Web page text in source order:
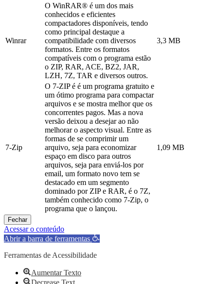
Winrar
O WinRAR® é um dos mais
conhecidos e eficientes
compactadores disponíveis, tendo
como principal destaque a
compatibilidade com diversos
formatos. Entre os formatos
compatíveis com o programa estão
o ZIP, RAR, ACE, BZ2, JAR,
LZH, 7Z, TAR e diversos outros.
3,3 MB
7-Zip
O 7-ZIP é é um programa gratuito e
um ótimo programa para compactar
arquivos e se mostra melhor que os
concorrentes pagos. Mas a nova
versão deixou a desejar ao não
melhorar o aspecto visual. Entre as
formas de se comprimir um
arquivo, seja para economizar
espaço em disco para outros
arquivos, seja para enviá-los por
email, um formato novo tem se
destacado em um segmento
dominado por ZIP e RAR, é o 7Z,
também conhecido como 7-Zip, o
programa que o lançou.
1,09 MB
Fechar
Acessar o conteúdo
Abrir a barra de ferramentas
Ferramentas de Acessibilidade
Aumentar Texto
Decrease Text